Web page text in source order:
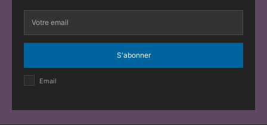
S'abonner
Email